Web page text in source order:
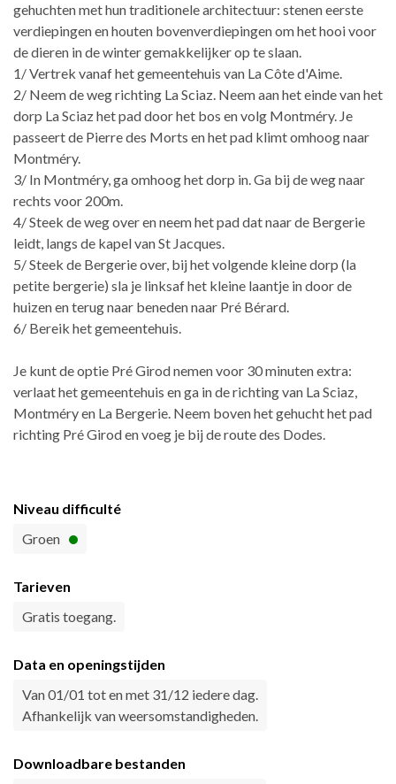
gehuchten met hun traditionele architectuur: stenen eerste
verdiepingen en houten bovenverdiepingen om het hooi voor
de dieren in de winter gemakkelijker op te slaan.
1/ Vertrek vanaf het gemeentehuis van La Côte d'Aime.
2/ Neem de weg richting La Sciaz. Neem aan het einde van het
dorp La Sciaz het pad door het bos en volg Montméry. Je
passeert de Pierre des Morts en het pad klimt omhoog naar
Montméry.
3/ In Montméry, ga omhoog het dorp in. Ga bij de weg naar
rechts voor 200m.
4/ Steek de weg over en neem het pad dat naar de Bergerie
leidt, langs de kapel van St Jacques.
5/ Steek de Bergerie over, bij het volgende kleine dorp (la
petite bergerie) sla je linksaf het kleine laantje in door de
huizen en terug naar beneden naar Pré Bérard.
6/ Bereik het gemeentehuis.
Je kunt de optie Pré Girod nemen voor 30 minuten extra:
verlaat het gemeentehuis en ga in de richting van La Sciaz,
Montméry en La Bergerie. Neem boven het gehucht het pad
richting Pré Girod en voeg je bij de route des Dodes.
Niveau difficulté
Groen
Tarieven
Gratis toegang.
Data en openingstijden
Van 01/01 tot en met 31/12 iedere dag.
Afhankelijk van weersomstandigheden.
Downloadbare bestanden